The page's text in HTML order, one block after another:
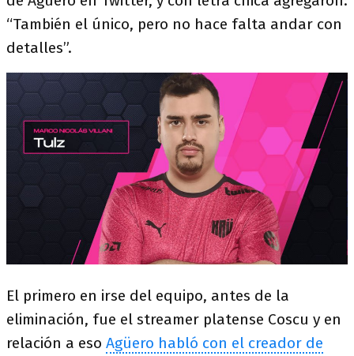
“También el único, pero no hace falta andar con
detalles”.
El primero en irse del equipo, antes de la
eliminación, fue el streamer platense Coscu y en
relación a eso Agüero habló con el creador de